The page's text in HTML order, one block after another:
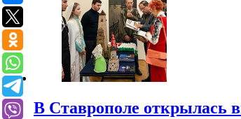
В Ставрополе открылась